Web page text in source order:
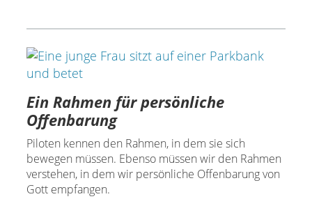
Ein Rahmen für persönliche
Offenbarung
Piloten kennen den Rahmen, in dem sie sich
bewegen müssen. Ebenso müssen wir den Rahmen
verstehen, in dem wir persönliche Offenbarung von
Gott empfangen.